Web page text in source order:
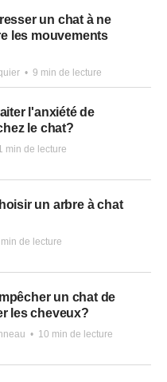
un chat à ne
les mouvements
• 9 min de lecture
l'anxiété de
le chat?
min de lecture
un arbre à chat
de lecture
un chat de
les cheveux?
• 10 min de lecture